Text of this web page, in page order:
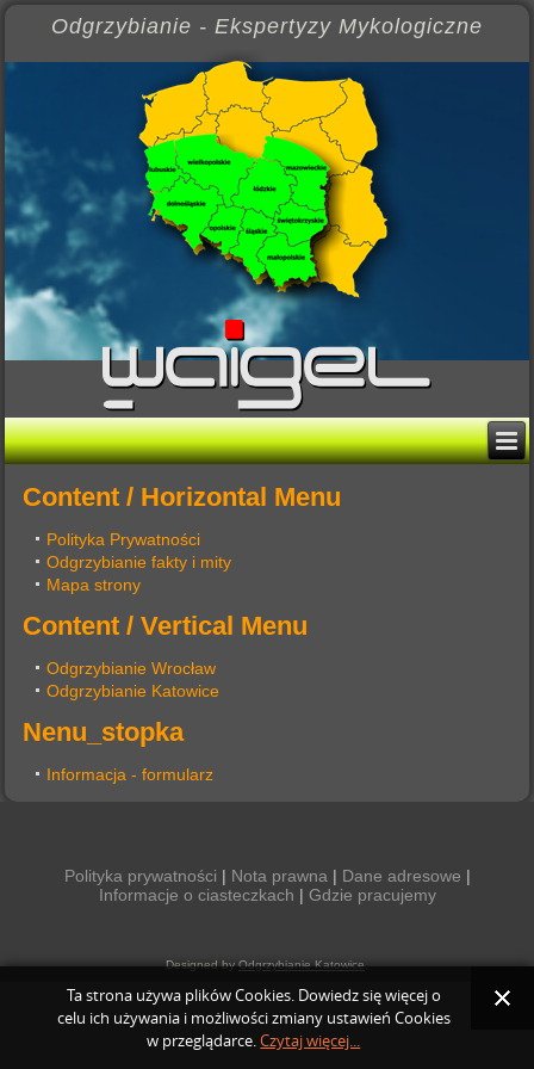
Odgrzybianie - Ekspertyzy Mykologiczne
Content / Horizontal Menu
Polityka Prywatności
Odgrzybianie fakty i mity
Mapa strony
Content / Vertical Menu
Odgrzybianie Wrocław
Odgrzybianie Katowice
Nenu_stopka
Informacja - formularz
Polityka prywatności | Nota prawna | Dane adresowe |
Informacje o ciasteczkach | Gdzie pracujemy
Designed byOdgrzybianie Katowice.
Ta strona używa plików Cookies. Dowiedz się więcej o
celu ich używania i możliwości zmiany ustawień Cookies
w przeglądarce.Czytaj więcej...